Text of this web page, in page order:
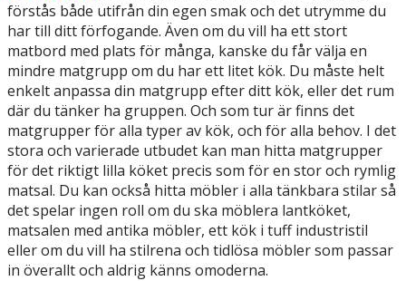
förstås både utifrån din egen smak och det utrymme du
har till ditt förfogande. Även om du vill ha ett stort
matbord med plats för många, kanske du får välja en
mindre matgrupp om du har ett litet kök. Du måste helt
enkelt anpassa din matgrupp efter ditt kök, eller det rum
där du tänker ha gruppen. Och som tur är finns det
matgrupper för alla typer av kök, och för alla behov. I det
stora och varierade utbudet kan man hitta matgrupper
för det riktigt lilla köket precis som för en stor och rymlig
matsal. Du kan också hitta möbler i alla tänkbara stilar så
det spelar ingen roll om du ska möblera lantköket,
matsalen med antika möbler, ett kök i tuff industristil
eller om du vill ha stilrena och tidlösa möbler som passar
in överallt och aldrig känns omoderna.